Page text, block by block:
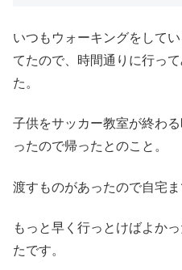
いつもウォーキングをして
てたので、時間通りに行っ
た。
子供をサッカー教室が終わ
ったので帰ったとのこと。
渡すものがあったので自宅ま
もっと早く行っとけばよか
たです。